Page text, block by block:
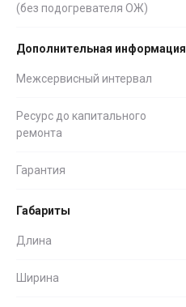
(без подогревателя ОЖ)
Дополнительная информация
Межсервисный интервал
Ресурс до капитального
ремонта
Гарантия
Габариты
Длина
Ширина